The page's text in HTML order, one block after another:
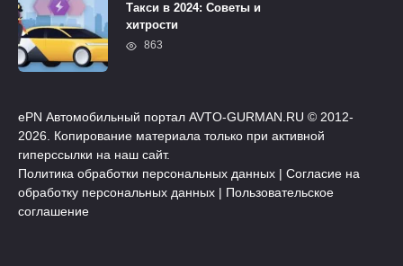
Такси в 2024: Советы и
хитрости
863
ePN Автомобильный портал AVTO-GURMAN.RU © 2012-
2026. Копирование материала только при активной
гиперссылки на наш сайт.
Политика обработки персональных данных | Согласие на
обработку персональных данных | Пользовательское
соглашение